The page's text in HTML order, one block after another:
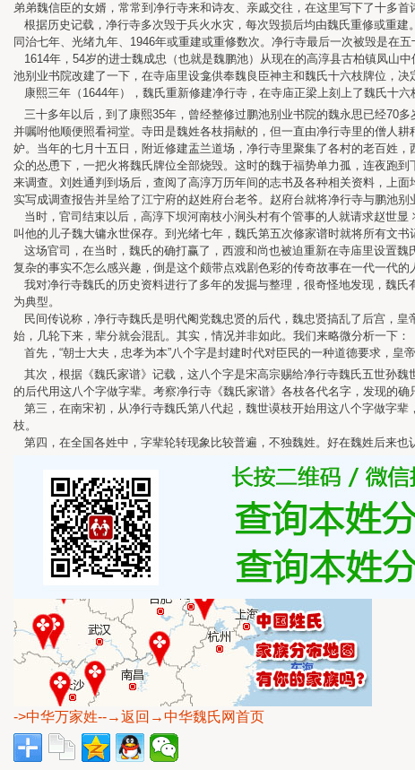
弟弟魏信臣的女婿，常常到净行寺来和诗友、亲戚交往，在这里写下了十多首
根据历史记载，净行寺多次毁于兵火水灾，每次毁损后均由魏氏重修或重建
同治七年、光绪九年、1946年或重建或重修数次。净行寺最后一次被毁是在五
1614年，54岁的进士魏成忠（也就是魏鹏池）从现在的高淳县古柏镇凤山
池别业书院改建了一下，在寺庙里设龛供奉魏良臣神主和魏氏十六枝牌位，
康熙三年（1644年），魏氏重新修建净行寺，在寺庙正梁上刻上了魏氏十六
三十多年以后，到了康熙35年，曾经整修过鹏池别业书院的魏永思已经70
并嘱咐他顺便照看祠堂。寺田是魏姓各枝捐献的，但一直由净行寺里的僧人
妒。当年的七月十五日，附近修建盂兰道场，净行寺里聚集了各村的老百姓
众的怂恿下，一把火将魏氏牌位全部烧毁。这时的魏于福势单力孤，连夜跑
来调查。刘姓通判到场后，查阅了高淳万历年间的志书及各种相关资料，上
实写成调查报告并呈给了江宁府的赵姓府台老爷。赵府台就将净行寺与鹏池
当时，官司结束以后，高淳下坝河南枝小涧头村有个管事的人就请求赵世
叫他的儿子魏大镛永世保存。到光绪七年，魏氏第五次修家谱时就将所有文
这场官司，在当时，魏氏的确打赢了，西渡和尚也被迫重新在寺庙里设置
复杂的事实不怎么感兴趣，倒是这个颇带点戏剧色彩的传奇故事在一代一代的
我对净行寺魏氏的历史资料进行了多年的发掘与整理，很奇怪地发现，魏
为典型。
民间传说称，净行寺魏氏是明代阉党魏忠贤的后代，魏忠贤搞乱了后宫，
始，几轮下来，辈分就会混乱。其实，情况并非如此。我们来略微分析一下：
首先，“朝士大夫，忠孝为本”八个字是封建时代对臣民的一种道德要求，皇
其次，根据《魏氏家谱》记载，这八个字是宋高宗赐给净行寺魏氏五世孙
的后代用这八个字做字辈。考察净行寺《魏氏家谱》各枝各代名字，发现的确
第三，在南宋初，从净行寺魏氏第八代起，魏世谟枝开始用这八个字做字
枝。
第四，在全国各姓中，字辈轮转现象比较普遍，不独魏姓。好在魏姓后来
->中华万家姓--→返回→中华魏氏网首页